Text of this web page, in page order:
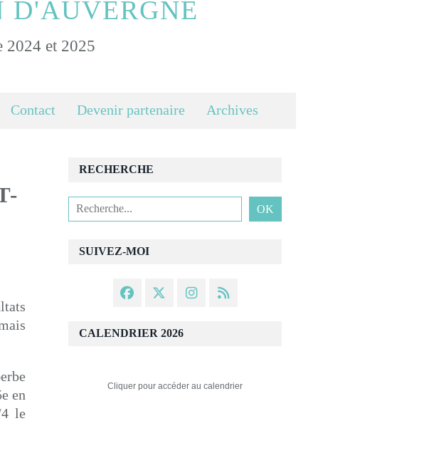
D'AUVERGNE
2024 et 2025
Contact Devenir partenaire Archives
en
le
SUIVEZ-MOI
RECHERCHE
CALENDRIER 2026
Cliquer pour accéder au calendrier